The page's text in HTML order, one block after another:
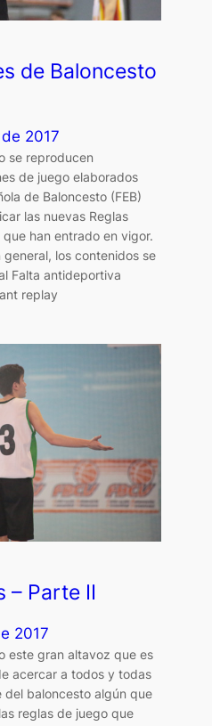
de Baloncesto
2017
se reproducen
de juego elaborados
de Baloncesto (FEB)
las nuevas Reglas
han entrado en vigor.
los contenidos se
Falta antideportiva
replay
– Parte II
2017
este gran altavoz que es
acercar a todos y todas
del baloncesto algún que
reglas de juego que